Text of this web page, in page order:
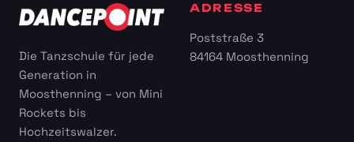
Die Tanzschule für jede
Generation in
Moosthenning – von Mini
Rockets bis
Hochzeitswalzer.
ADRESSE
Poststraße 3
84164 Moosthenning